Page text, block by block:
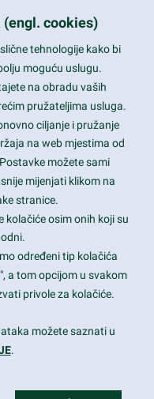
View, CA 94043
cookies)
tehnologije kako bi
moguću uslugu.
na obradu vaših
pružateljima usluga.
ciljanje i pružanje
na web mjestima od
možete sami
mijenjati klikom na
stranice.
kolačiće osim onih koji su
određeni tip kolačića
a tom opcijom u svakom
privole za kolačiće.
možete saznati u
.